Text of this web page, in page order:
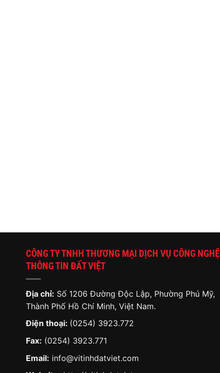
CÔNG TY TNHH THƯƠNG MẠI DỊCH VỤ CÔNG NGHỆ
THÔNG TIN ĐẤT VIỆT
Địa chỉ: Số 1206 Đường Độc Lập, Phường Phú Mỹ,
Thành Phố Hồ Chí Minh, Việt Nam.
Điện thoại: (0254) 3923.772
Fax: (0254) 3923.771
Email: info@vitinhdatviet.com